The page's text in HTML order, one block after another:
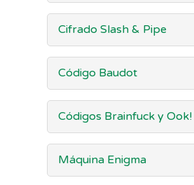
Cifrado Slash & Pipe
Código Baudot
Códigos Brainfuck y Ook!
Máquina Enigma